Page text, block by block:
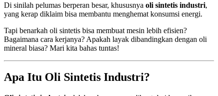
Di sinilah pelumas berperan besar, khususnya oli sintetis industri,
yang kerap diklaim bisa membantu menghemat konsumsi energi.
Tapi benarkah oli sintetis bisa membuat mesin lebih efisien?
Bagaimana cara kerjanya? Apakah layak dibandingkan dengan oli
mineral biasa? Mari kita bahas tuntas!
Apa Itu Oli Sintetis Industri?